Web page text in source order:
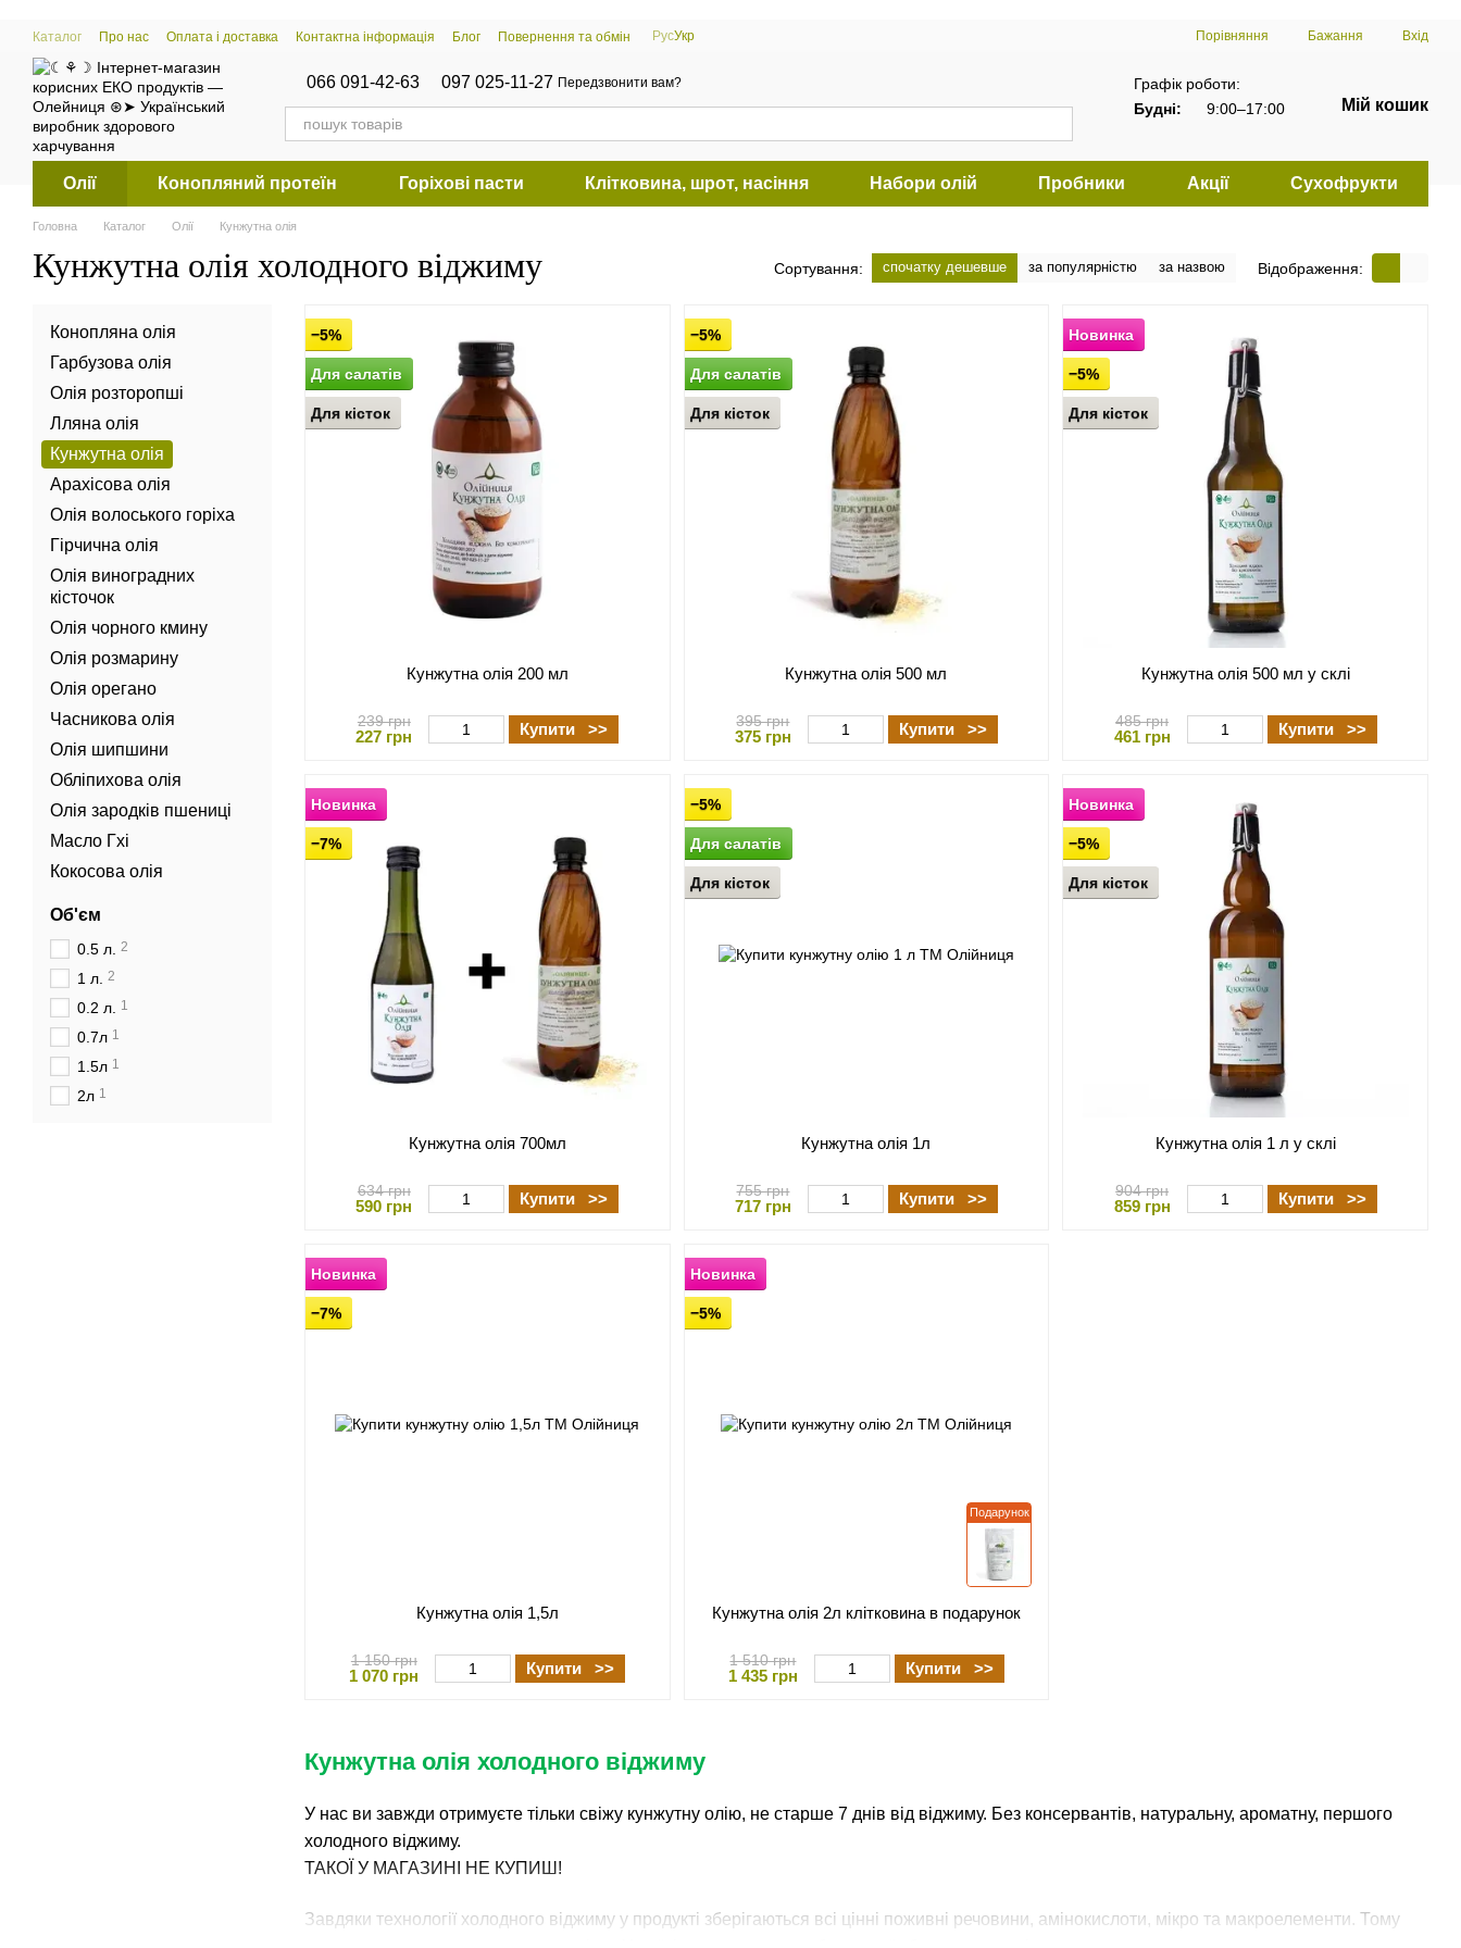
Перейти к основному контенту
Каталог Про нас Оплата і доставка Контактна інформація Блог Повернення та обмін РусУкр Порівняння Бажання Вхід
066 091-42-63 097 025-11-27 Передзвонити вам?
Графік роботи:
Будні:
9:00–17:00 Мій кошик
Олії Конопляний протеїн Горіхові пасти Клітковина, шрот, насіння Набори олій Пробники Акції Сухофрукти
Головна Каталог Олії Кунжутна олія
Кунжутна олія холодного віджиму Сортування: спочатку дешевше за популярністю за назвою Відображення:
Кунжутна олія холодного віджиму
У нас ви завжди отримуєте тільки свіжу кунжутну олію, не старше 7 днів від віджиму. Без консервантів, натуральну, ароматну, першого
холодного віджиму.
ТАКОЇ У МАГАЗИНІ НЕ КУПИШ!
Завдяки технології холодного віджиму у продукті зберігаються всі цінні поживні речовини, амінокислоти, мікро та макроелементи. Тому
−5%
Для салатів
Для кісток
Кунжутна олія 200 мл
239 грн
227 грн Купити >>
−5%
Для салатів
Для кісток
Кунжутна олія 500 мл
395 грн
375 грн Купити >>
Новинка
−5%
Для кісток
Кунжутна олія 500 мл у склі
485 грн
461 грн Купити >>
Новинка
−7%
Кунжутна олія 700мл
634 грн
590 грн Купити >>
−5%
Для салатів
Для кісток
Кунжутна олія 1л
755 грн
717 грн Купити >>
Новинка
−5%
Для кісток
Кунжутна олія 1 л у склі
904 грн
859 грн Купити >>
Новинка
−7%
Кунжутна олія 1,5л
1 150 грн
1 070 грн Купити >>
Подарунок
Новинка
−5%
Кунжутна олія 2л клітковина в подарунок
1 510 грн
1 435 грн Купити >>
Конопляна олія
Гарбузова олія
Олія розторопші
Лляна олія
Кунжутна олія
Арахісова олія
Олія волоського горіха
Гірчична олія
Олія виноградних
кісточок
Олія чорного кмину
Олія розмарину
Олія орегано
Часникова олія
Олія шипшини
Обліпихова олія
Олія зародків пшениці
Масло Гхі
Кокосова олія
Об'єм
0.5 л. 2
1 л. 2
0.2 л. 1
0.7л 1
1.5л 1
2л 1